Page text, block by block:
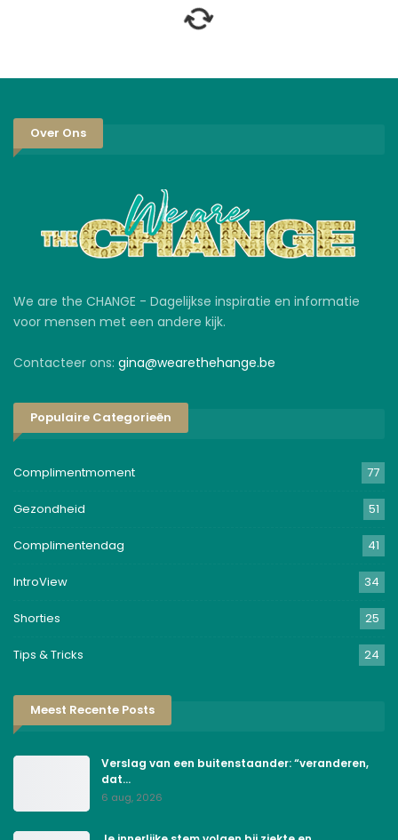
Over Ons
We are the CHANGE - Dagelijkse inspiratie en informatie
voor mensen met een andere kijk.
Contacteer ons: gina@wearethehange.be
Populaire Categorieën
Complimentmoment 77
Gezondheid 51
Complimentendag 41
IntroView 34
Shorties 25
Tips & Tricks 24
Meest Recente Posts
Verslag van een buitenstaander: “veranderen,
dat…
6 aug, 2026